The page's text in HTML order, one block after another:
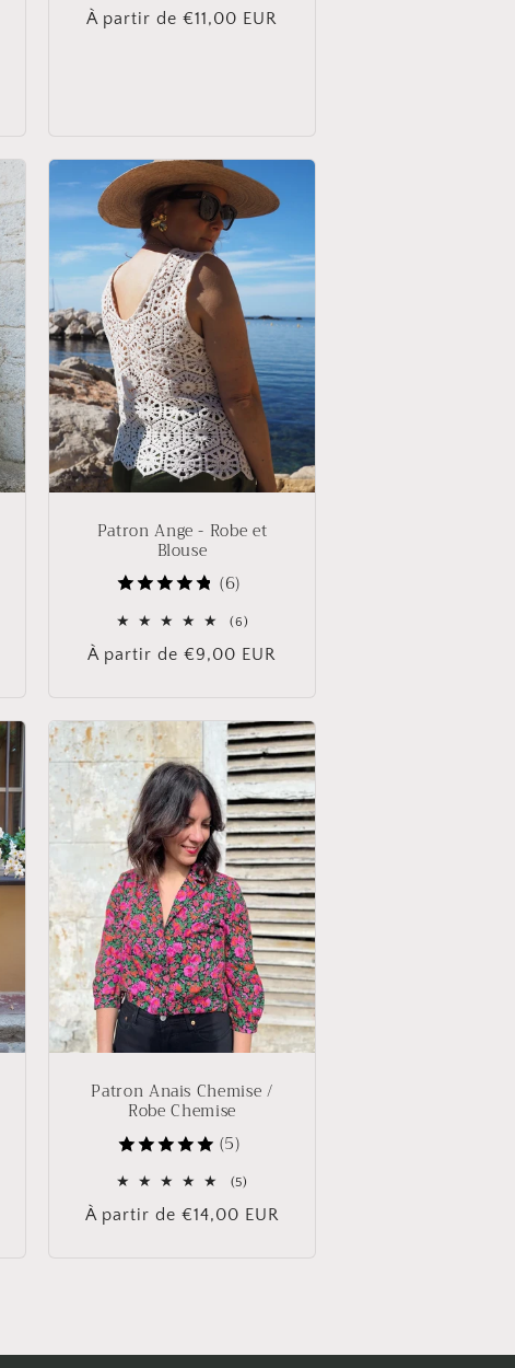
Prix
À partir de €11,00 EUR
Patron Ange - Robe et
Blouse
(6)
(6)
des
Prix
À partir de €9,00 EUR
Patron Anais Chemise /
Robe Chemise
(5)
(5)
des
Prix
À partir de €14,00 EUR